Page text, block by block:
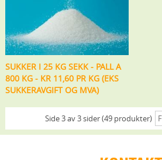
SUKKER I 25 KG SEKK - PALL A
800 KG - KR 11,60 PR KG (EKS
SUKKERAVGIFT OG MVA)
Side 3 av 3 sider (49 produkter)